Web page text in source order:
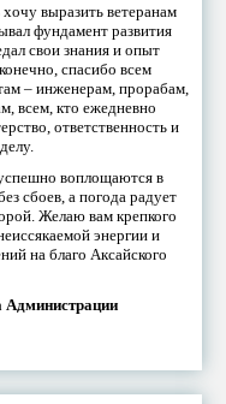
выразить ветеранам
фундамент развития
свои знания и опыт
спасибо всем
– инженерам, прорабам,
всем, кто ежедневно
ответственность и
воплощаются в
сбоев, а погода радует
Желаю вам крепкого
энергии и
на благо Аксайского
Администрации